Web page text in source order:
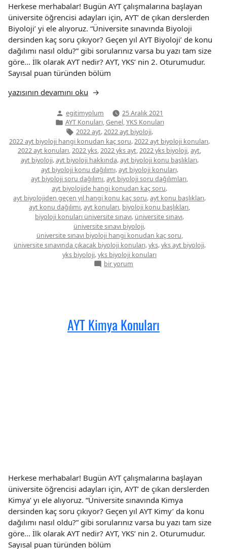
Herkese merhabalar! Bugün AYT çalışmalarına başlayan
üniversite öğrencisi adayları için, AYT’ de çıkan derslerden
Biyoloji’ yi ele alıyoruz. “Üniversite sınavında Biyoloji
dersinden kaç soru çıkıyor? Geçen yıl AYT Biyoloji’ de konu
dağılımı nasıl oldu?” gibi sorularınız varsa bu yazı tam size
göre… İlk olarak AYT nedir? AYT, YKS’ nin 2. Oturumudur.
Sayısal puan türünden bölüm
“AYT
yazısının devamını oku
Yazan:
egitimyolum
25 Aralık 2021
Yazı
kategorisi
AYT Konuları,Genel,YKS Konuları
Etiketler:
2022 ayt,2022 ayt biyoloji,
2022 ayt biyoloji hangi konudan kaç soru,2022 ayt biyoloji konuları,
2022 ayt konuları,2022 yks,2022 yks ayt,2022 yks biyoloji,ayt,
ayt biyoloji,ayt biyoloji hakkında,ayt biyoloji konu başlıkları,
ayt biyoloji konu dağılımı,ayt biyoloji konuları,
ayt biyoloji soru dağılımı,ayt biyoloji soru dağılımları,
ayt biyolojide hangi konudan kaç soru,
ayt biyolojiden geçen yıl hangi konu kaç soru,ayt konu başlıkları,
ayt konu dağılımı,ayt konuları, biyoloji konu başlıkları,
biyoloji konuları üniversite sınavı, üniversite sınavı,
üniversite sınavı biyoloji,
üniversite sınavı biyoloji hangi konudan kaç soru,
üniversite sınavında çıkacak biyoloji konuları,yks,yks ayt biyoloji,
yks biyoloji,yks biyoloji konuları
AYT
bir yorum
AYT Kimya Konuları
Herkese merhabalar! Bugün AYT çalışmalarına başlayan
üniversite öğrencisi adayları için, AYT’ de çıkan derslerden
Kimya’ yı ele alıyoruz. “Üniversite sınavında Kimya
dersinden kaç soru çıkıyor? Geçen yıl AYT Kimy’ da konu
dağılımı nasıl oldu?” gibi sorularınız varsa bu yazı tam size
göre… İlk olarak AYT nedir? AYT, YKS’ nin 2. Oturumudur.
Sayısal puan türünden bölüm